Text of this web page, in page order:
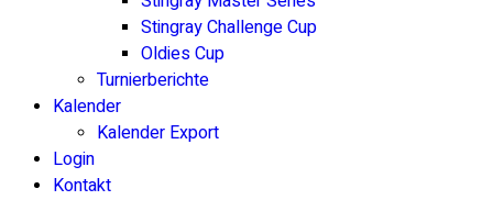
Stingray Challenge Cup
Oldies Cup
Turnierberichte
Kalender
Kalender Export
Login
Kontakt